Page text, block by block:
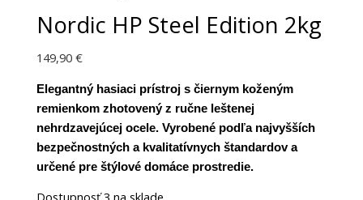
Nordic HP Steel Edition 2kg
149,90€
Elegantný hasiaci prístroj s čiernym koženým
remienkom zhotovený z ručne leštenej
nehrdzavejúcej ocele. Vyrobené podľa najvyšších
bezpečnostných a kvalitatívnych štandardov a
určené pre štýlové domáce prostredie.